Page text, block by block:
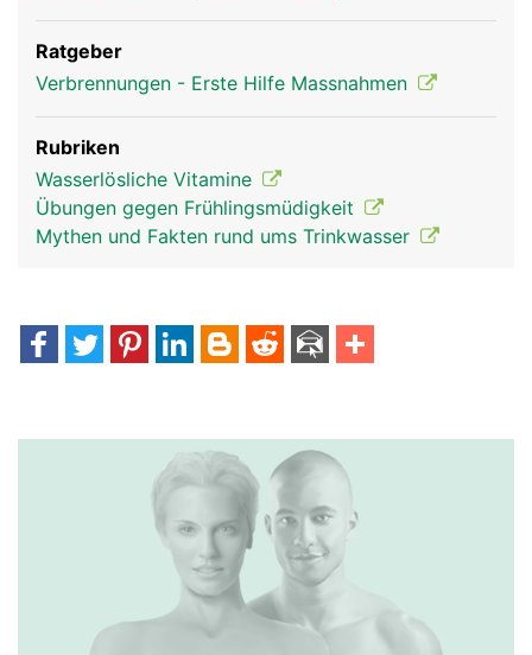
Ratgeber
Verbrennungen - Erste Hilfe Massnahmen
Rubriken
Wasserlösliche Vitamine
Übungen gegen Frühlingsmüdigkeit
Mythen und Fakten rund ums Trinkwasser